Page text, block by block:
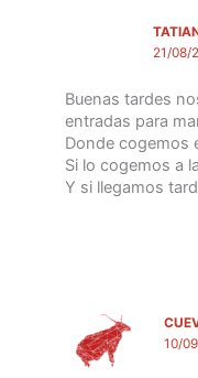
21/08/
Buenas tardes
entradas para
Donde cogemos
Si lo cogemos a
Y si llegamos
10/